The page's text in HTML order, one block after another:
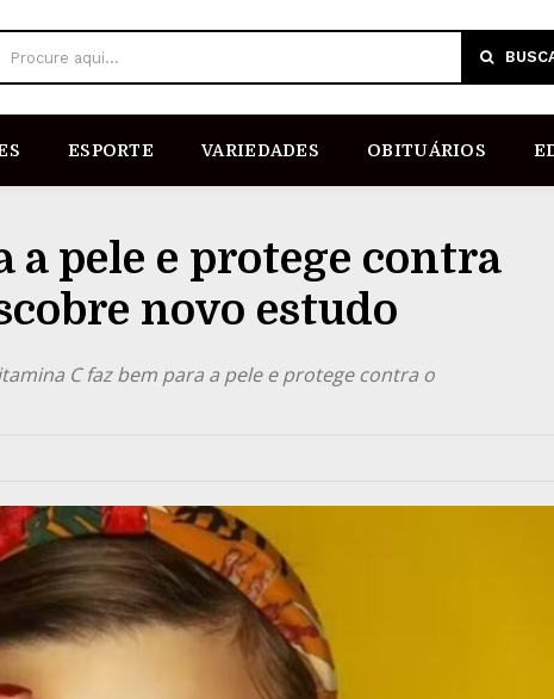
Procure aqui...
ESPORTE VARIEDADES OBITUÁRIOS
pele e protege contra
novo estudo
C faz bem para a pele e protege contra o